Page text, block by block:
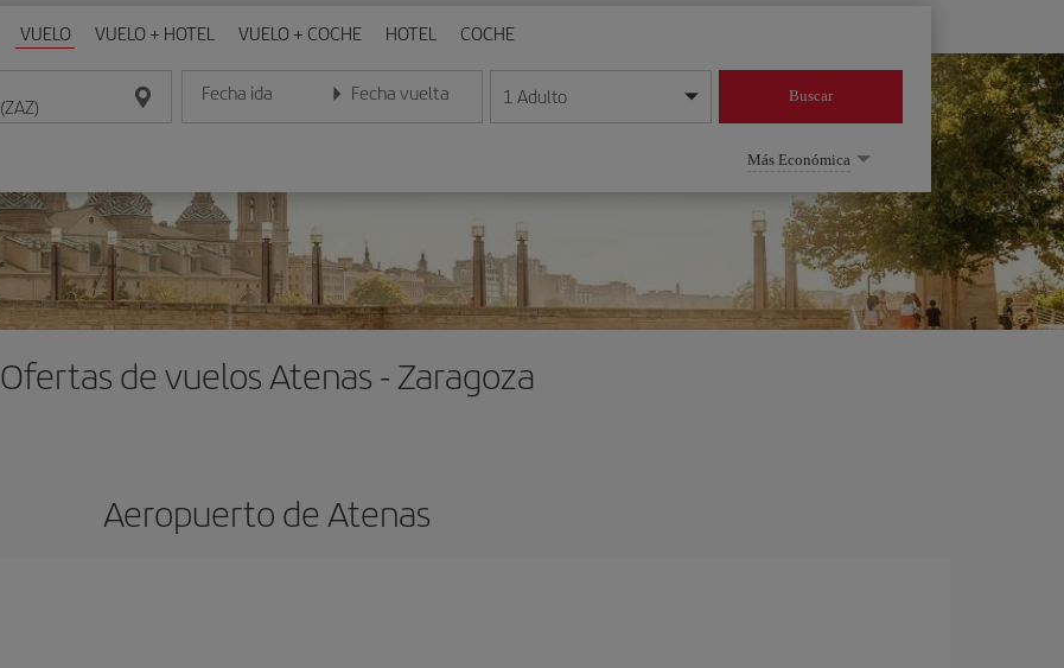
VUELO VUELO + HOTEL VUELO + COCHE HOTEL COCHE
Fecha ida
Introduce la fecha en formato día/mes/año
Fecha vuelta
Introduce la fecha en formato día/mes/año
1 Adulto Buscar
Más Económica
Ofertas de vuelos Atenas - Zaragoza
Aeropuerto de Atenas